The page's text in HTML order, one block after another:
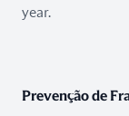
year.
Prevenção de